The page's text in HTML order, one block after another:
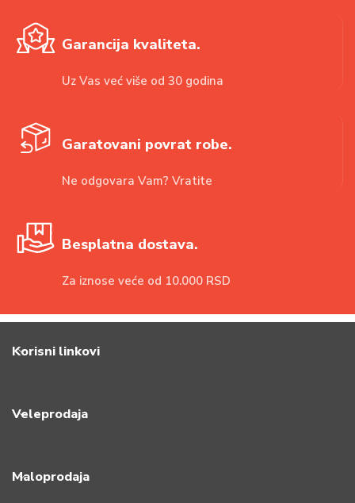
Garancija kvaliteta.
Uz Vas već više od 30 godina
Garatovani povrat robe.
Ne odgovara Vam? Vratite
Besplatna dostava.
Za iznose veće od 10.000 RSD
Korisni linkovi
Veleprodaja
Maloprodaja